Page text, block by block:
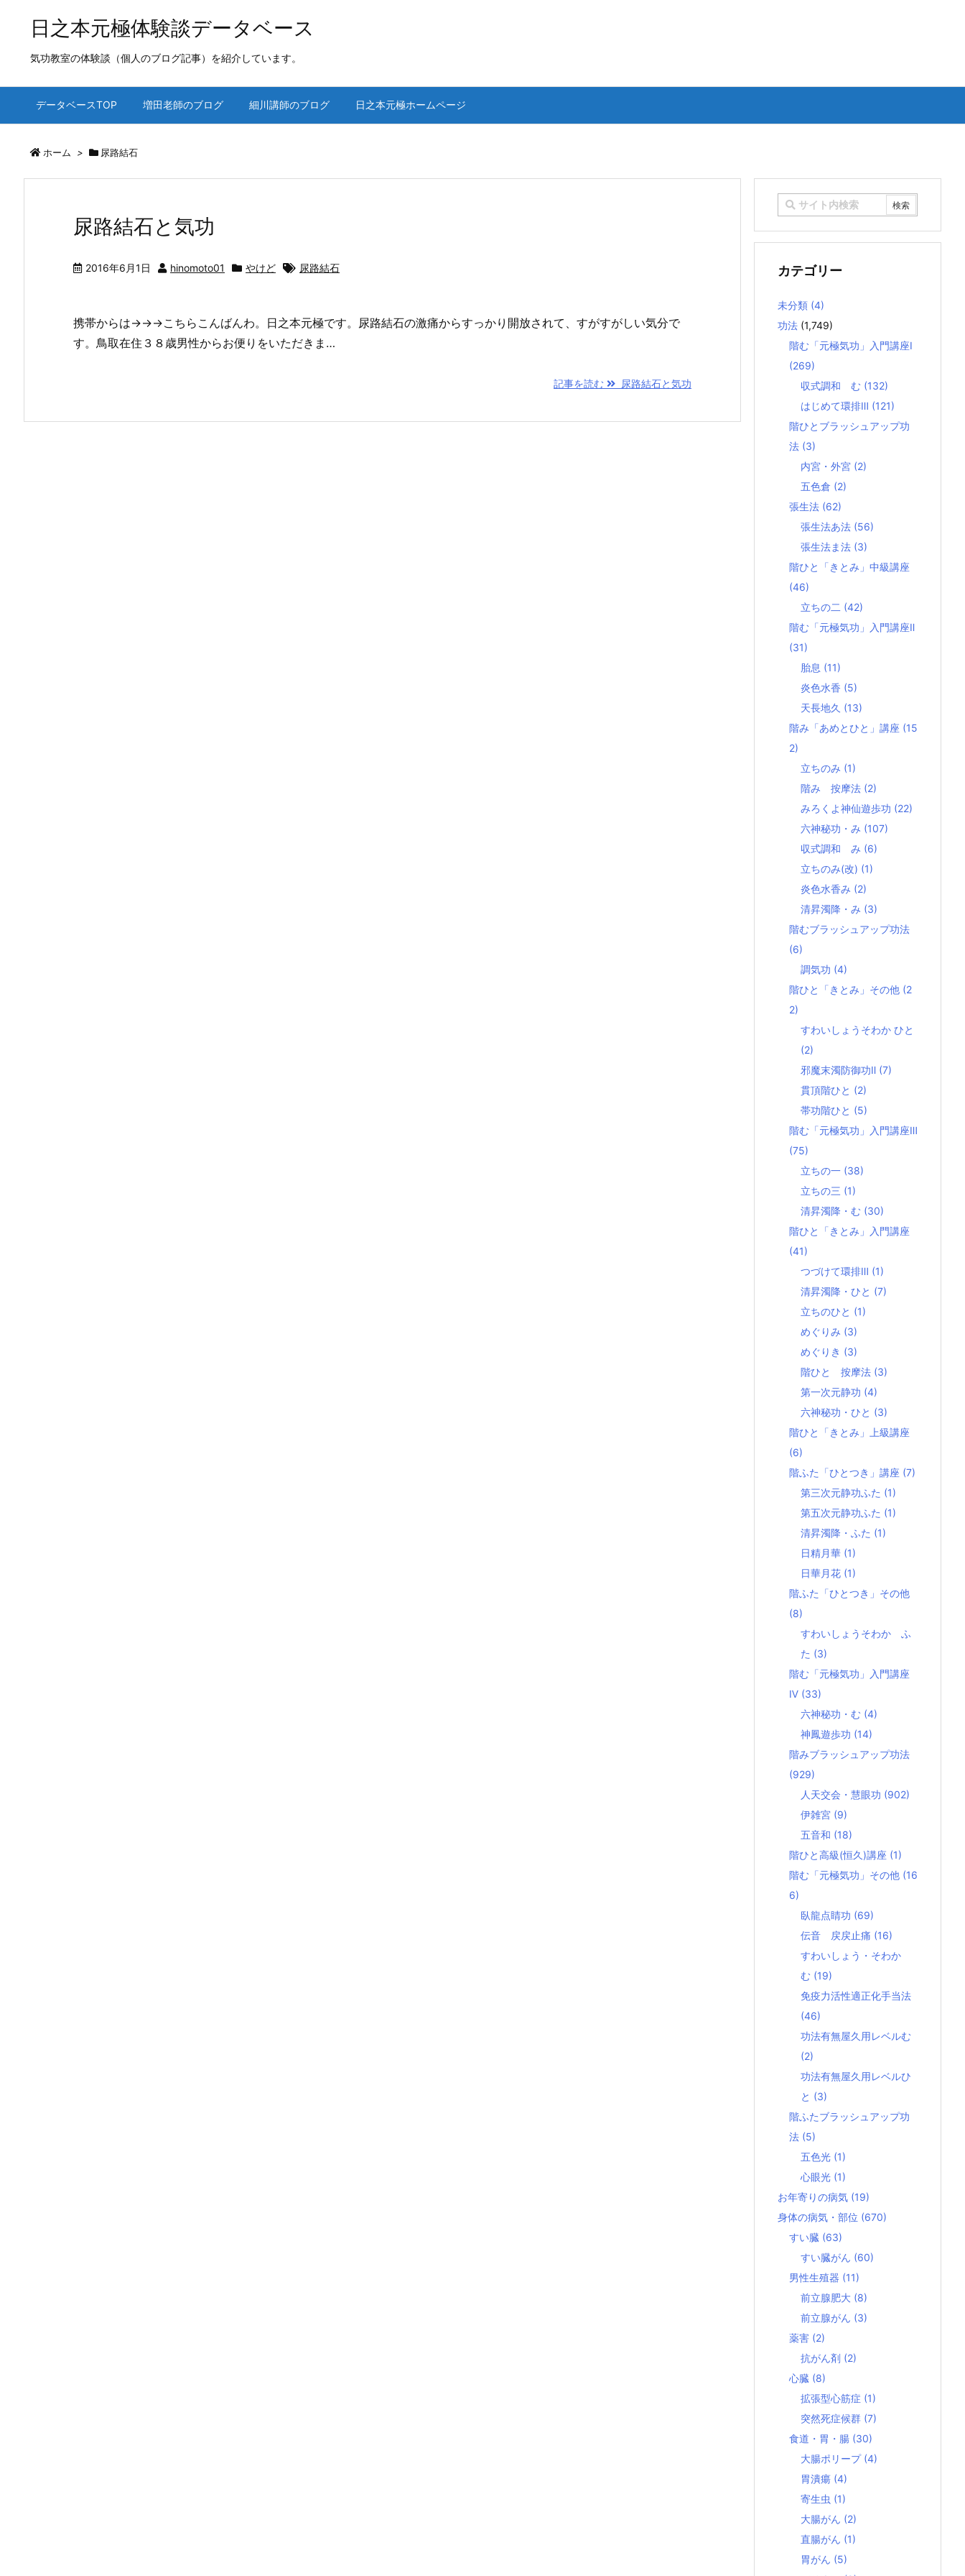
日之本元極体験談データベース
気功教室の体験談（個人のブログ記事）を紹介しています。
データベースTOP 増田老師のブログ 細川講師のブログ 日之本元極ホームページ
ホーム > 尿路結石
尿路結石と気功
2016年6月1日 hinomoto01 やけど 尿路結石
携帯からは→→→こちらこんばんわ。日之本元極です。尿路結石の激痛からすっかり開放されて、すがすがしい気分で
す。鳥取在住３８歳男性からお便りをいただきま…
記事を読む 尿路結石と気功
カテゴリー
未分類 (4)
功法 (1,749)
階む「元極気功」入門講座Ⅰ
(269)
収式調和 む (132)
はじめて環排Ⅲ (121)
階ひとブラッシュアップ功
法 (3)
内宮・外宮 (2)
五色倉 (2)
張生法 (62)
張生法あ法 (56)
張生法ま法 (3)
階ひと「きとみ」中級講座
(46)
立ちの二 (42)
階む「元極気功」入門講座Ⅱ
(31)
胎息 (11)
炎色水香 (5)
天長地久 (13)
階み「あめとひと」講座 (15
2)
立ちのみ (1)
階み 按摩法 (2)
みろくよ神仙遊歩功 (22)
六神秘功・み (107)
収式調和 み (6)
立ちのみ(改) (1)
炎色水香み (2)
清昇濁降・み (3)
階むブラッシュアップ功法
(6)
調気功 (4)
階ひと「きとみ」その他 (2
2)
すわいしょうそわか ひと
(2)
邪魔末濁防御功Ⅱ (7)
貫頂階ひと (2)
帯功階ひと (5)
階む「元極気功」入門講座Ⅲ
(75)
立ちの一 (38)
立ちの三 (1)
清昇濁降・む (30)
階ひと「きとみ」入門講座
(41)
つづけて環排Ⅲ (1)
清昇濁降・ひと (7)
立ちのひと (1)
めぐりみ (3)
めぐりき (3)
階ひと 按摩法 (3)
第一次元静功 (4)
六神秘功・ひと (3)
階ひと「きとみ」上級講座
(6)
階ふた「ひとつき」講座 (7)
第三次元静功ふた (1)
第五次元静功ふた (1)
清昇濁降・ふた (1)
日精月華 (1)
日華月花 (1)
階ふた「ひとつき」その他
(8)
すわいしょうそわか ふ
た (3)
階む「元極気功」入門講座
Ⅳ (33)
六神秘功・む (4)
神鳳遊歩功 (14)
階みブラッシュアップ功法
(929)
人天交会・慧眼功 (902)
伊雑宮 (9)
五音和 (18)
階ひと高級(恒久)講座 (1)
階む「元極気功」その他 (16
6)
臥龍点睛功 (69)
伝音 戻戻止痛 (16)
すわいしょう・そわか
む (19)
免疫力活性適正化手当法
(46)
功法有無屋久用レベルむ
(2)
功法有無屋久用レベルひ
と (3)
階ふたブラッシュアップ功
法 (5)
五色光 (1)
心眼光 (1)
お年寄りの病気 (19)
身体の病気・部位 (670)
すい臓 (63)
すい臓がん (60)
男性生殖器 (11)
前立腺肥大 (8)
前立腺がん (3)
薬害 (2)
抗がん剤 (2)
心臓 (8)
拡張型心筋症 (1)
突然死症候群 (7)
食道・胃・腸 (30)
大腸ポリープ (4)
胃潰瘍 (4)
寄生虫 (1)
大腸がん (2)
直腸がん (1)
胃がん (5)